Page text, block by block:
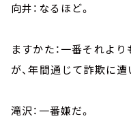
向井：なるほど。
ますかた：一番それよ
が、年間通じて詐欺に
滝沢：一番嫌だ。